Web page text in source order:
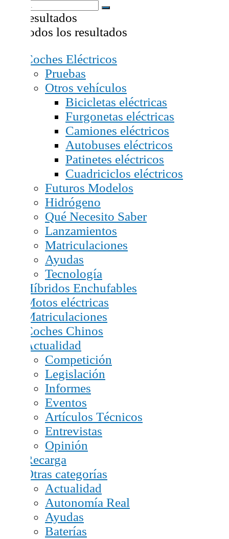
Sin resultados
Ver todos los resultados
Coches Eléctricos
Pruebas
Otros vehículos
Bicicletas eléctricas
Furgonetas eléctricas
Camiones eléctricos
Autobuses eléctricos
Patinetes eléctricos
Cuadriciclos eléctricos
Futuros Modelos
Hidrógeno
Qué Necesito Saber
Lanzamientos
Matriculaciones
Ayudas
Tecnología
Híbridos Enchufables
Motos eléctricas
Matriculaciones
Coches Chinos
Actualidad
Competición
Legislación
Informes
Eventos
Artículos Técnicos
Entrevistas
Opinión
Recarga
Otras categorías
Actualidad
Autonomía Real
Ayudas
Baterías